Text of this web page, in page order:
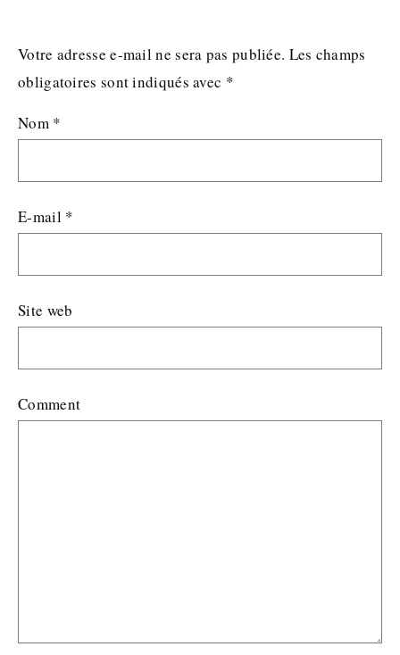
Votre adresse e-mail ne sera pas publiée. Les champs
obligatoires sont indiqués avec *
Nom *
E-mail *
Site web
Comment